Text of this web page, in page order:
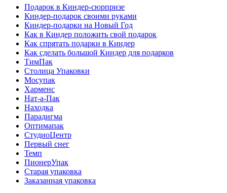
Подарок в Киндер-сюрпризе
Киндер-подарок своими руками
Киндер-подарки на Новый Год
Как в Киндер положить свой подарок
Как спрятать подарки в Киндер
Как сделать большой Киндер для подарков
ТимПак
Столица Упаковки
Мосупак
Харменс
Нат-а-Пак
Находка
Парадигма
Оптимапак
СтудиоЦентр
Первый снег
Темп
ПионерУпак
Старая упаковка
Заказанная упаковка